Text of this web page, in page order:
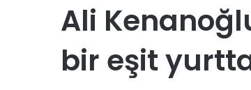
Ali
bir eşit